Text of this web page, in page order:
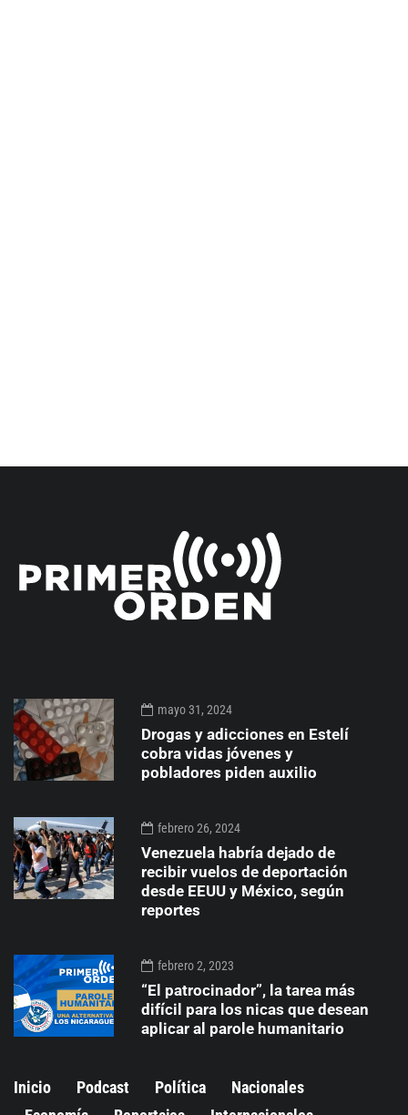
mayo 31, 2024
Drogas y adicciones en Estelí
cobra vidas jóvenes y
pobladores piden auxilio
febrero 26, 2024
Venezuela habría dejado de
recibir vuelos de deportación
desde EEUU y México, según
reportes
febrero 2, 2023
“El patrocinador”, la tarea más
difícil para los nicas que desean
aplicar al parole humanitario
Inicio Podcast Política
Nacionales